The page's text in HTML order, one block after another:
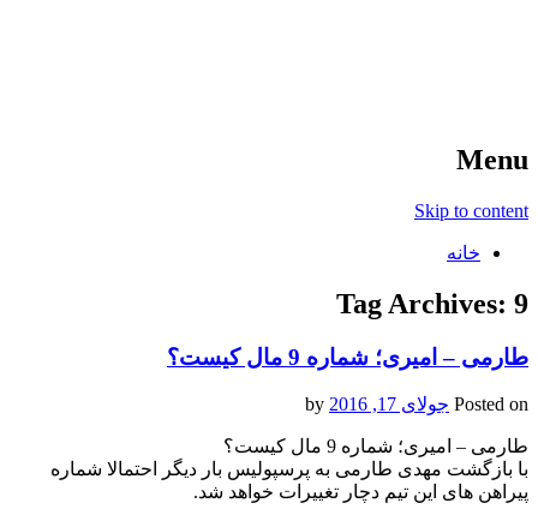
Menu
Skip to content
خانه
Tag Archives: 9
طارمی – امیری؛ شماره 9 مال کیست؟
Posted on جولای 17, 2016
طارمی – امیری؛ شماره 9 مال کیست؟
با بازگشت مهدی طارمی به پرسپولیس بار دیگر احتمالا شماره
پیراهن های این تیم دچار تغییرات خواهد شد.